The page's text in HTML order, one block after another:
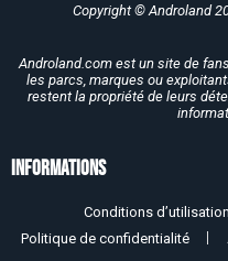
Copyright © Androland
Androland.com est un site de
les parcs, marques ou
restent la propriété de leurs
Informations
Conditions d’utilisation
Politique de confidentialité